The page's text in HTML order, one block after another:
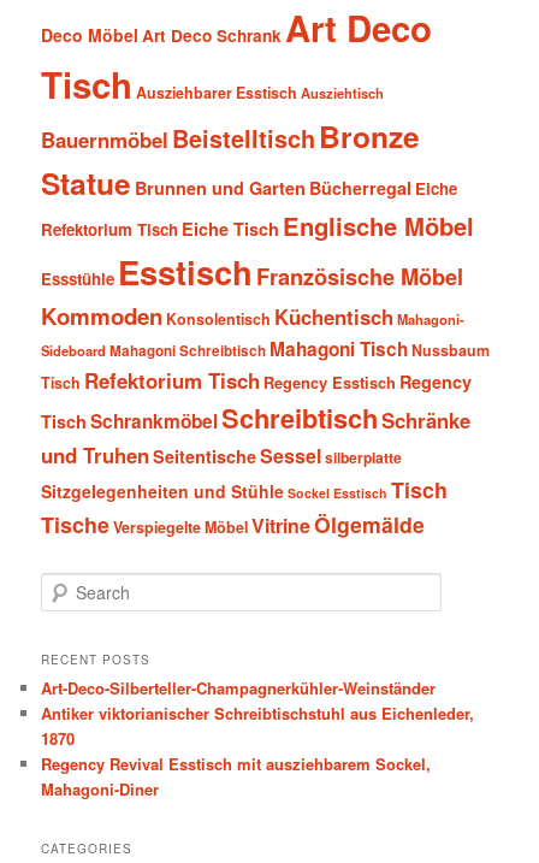
Deco Möbel Art Deco Schrank Art Deco
Tisch Ausziehbarer Esstisch Ausziehtisch
Bauernmöbel Beistelltisch Bronze
Statue Brunnen und Garten Bücherregal Eiche
Refektorium Tisch Eiche Tisch Englische Möbel
Essstühle Esstisch Französische Möbel
Kommoden Konsolentisch Küchentisch Mahagoni-
SideboardMahagoni Schreibtisch Mahagoni TischNussbaum
Tisch Refektorium Tisch Regency Esstisch Regency
Tisch SchrankmöbelSchreibtischSchränke
und TruhenSeitentischeSesselsilberplatte
Sitzgelegenheiten und Stühle Sockel Esstisch Tisch
TischeVerspiegelte MöbelVitrineÖlgemälde
e
r
h
RECENT POSTS
Art-Deco-Silberteller-Champagnerkühler-Weinständer
Antiker viktorianischer Schreibtischstuhl aus Eichenleder,
1870
Regency Revival Esstisch mit ausziehbarem Sockel,
Mahagoni-Diner
CATEGORIES